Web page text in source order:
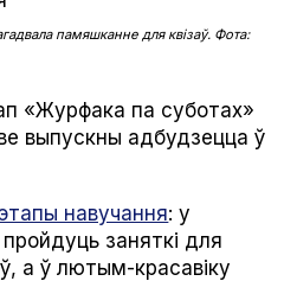
памяшканне для квізаў. Фота:
«Журфака па суботах»
выпускны адбудзецца ў
навучання: у
заняткі для
а ў лютым-красавіку